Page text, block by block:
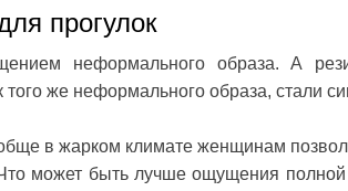
прогулок
неформального образа. А
того же неформального образа, стали
в жарком климате женщинам
может быть лучше ощущения полной